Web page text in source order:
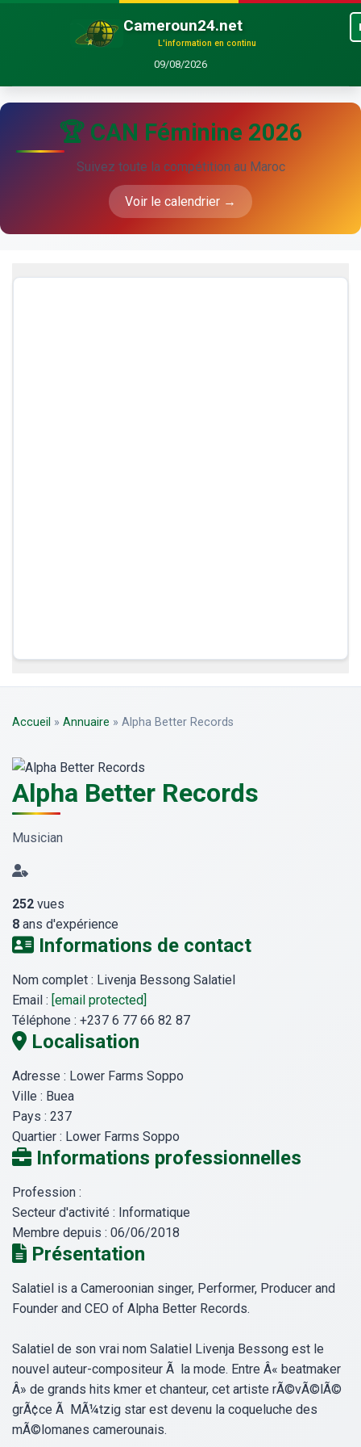
Cameroun24.net
L'information en continu
09/08/2026
🏆 CAN Féminine 2026
Suivez toute la compétition au Maroc
Voir le calendrier →
Accueil » Annuaire » Alpha Better Records
Alpha Better Records
Musician
252 vues
8 ans d'expérience
Informations de contact
Nom complet : Livenja Bessong Salatiel
Email : [email protected]
Téléphone : +237 6 77 66 82 87
Localisation
Adresse : Lower Farms Soppo
Ville : Buea
Pays : 237
Quartier : Lower Farms Soppo
Informations professionnelles
Profession :
Secteur d'activité : Informatique
Membre depuis : 06/06/2018
Présentation
Salatiel is a Cameroonian singer, Performer, Producer and
Founder and CEO of Alpha Better Records.
Salatiel de son vrai nom Salatiel Livenja Bessong est le
nouvel auteur-compositeur Ã la mode. Entre Â« beatmaker
Â» de grands hits kmer et chanteur, cet artiste rÃ©vÃ©lÃ©
grÃ¢ce Ã MÃ¼tzig star est devenu la coqueluche des
mÃ©lomanes camerounais.